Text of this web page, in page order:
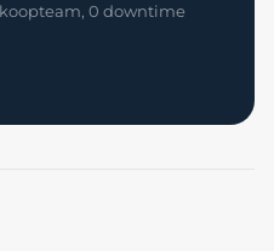
0 downtime